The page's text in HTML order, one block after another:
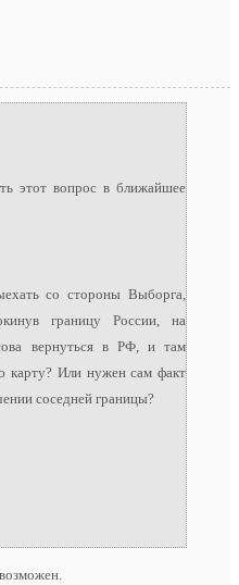
этот вопрос в ближайшее
со стороны Выборга,
границу России, на
вернуться в РФ, и там
карту? Или нужен сам факт
соседней границы?